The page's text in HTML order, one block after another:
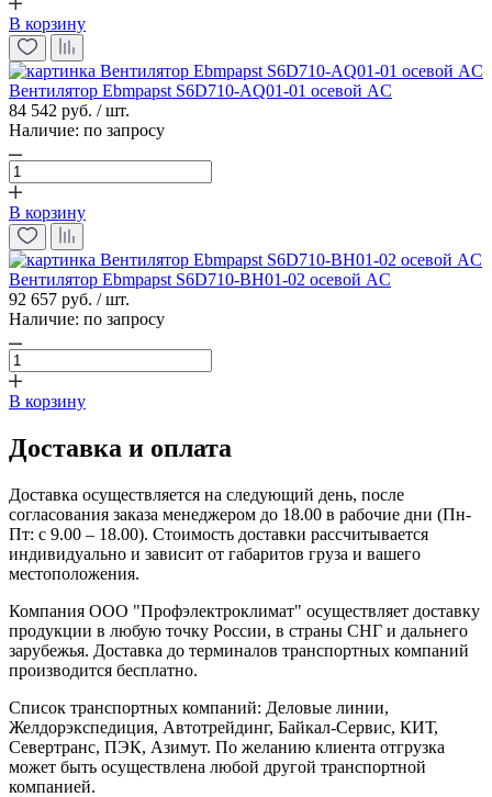
В корзину
Вентилятор Ebmpapst S6D710-AQ01-01 осевой AC
84 542 руб. / шт.
Наличие: по запросу
В корзину
Вентилятор Ebmpapst S6D710-BH01-02 осевой AC
92 657 руб. / шт.
Наличие: по запросу
В корзину
Доставка и оплата
Доставка осуществляется на следующий день, после
согласования заказа менеджером до 18.00 в рабочие дни (Пн-
Пт: с 9.00 – 18.00). Стоимость доставки рассчитывается
индивидуально и зависит от габаритов груза и вашего
местоположения.
Компания ООО "Профэлектроклимат" осуществляет доставку
продукции в любую точку России, в страны СНГ и дальнего
зарубежья. Доставка до терминалов транспортных компаний
производится бесплатно.
Список транспортных компаний: Деловые линии,
Желдорэкспедиция, Автотрейдинг, Байкал-Сервис, КИТ,
Севертранс, ПЭК, Азимут. По желанию клиента отгрузка
может быть осуществлена любой другой транспортной
компанией.